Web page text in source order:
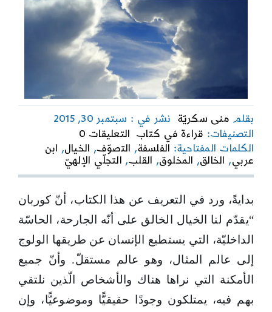
بقلم منى سكريّة
نشر في : سبتمبر 30, 2015
التصنيفات: قراءة في كتاب التعليقات 0
الخيال
الخالق
في
تصوّف
ابن
عربي
الكلمات المفتاحية: الفلسفة, التصوّف, الخيال, ابن
عربي, الخالق, المخلوق, القلب, التجلّي الإلهيّ
بدايةً، ورد في التعريف عن هذا الكتاب، أنّ كوربان
“يقدّم لنا الخيال الخالق على أنّه الجارحة، الحاسّة
الداخليّة، التي يستطيع الإنسان عن طريقها الولوج
إلى عالم المثال، وهو عالم مستقلّ. وأنّ جميع
الأمكنة التي نراها هناك والأشخاص الّذين نلتقي
بهم فيه، يمتلكون وجودًا حقيقيًّا وموضوعيًّا، وإن